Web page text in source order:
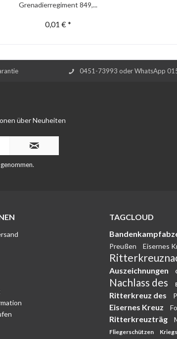
Grenadierregiment 849,...
0,01 € *
0451-73993 oder WhatsApp
über Neuheiten
TAGCLOUD
Preußen
Eisernes
Auszeichnungen
Nachlass des
Ritterkreuz des
Eisernes Kreuz
Ritterkreuzträg
Fliegerschützen